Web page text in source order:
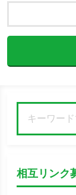
相互リンク